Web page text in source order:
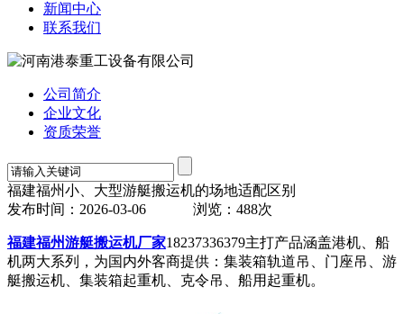
新闻中心
联系我们
公司简介
企业文化
资质荣誉
福建福州小、大型游艇搬运机的场地适配区别
发布时间：2026-03-06 浏览：488次
福建福州游艇搬运机厂家18237336379主打产品涵盖港机、船
机两大系列，为国内外客商提供：集装箱轨道吊、门座吊、游
艇搬运机、集装箱起重机、克令吊、船用起重机。